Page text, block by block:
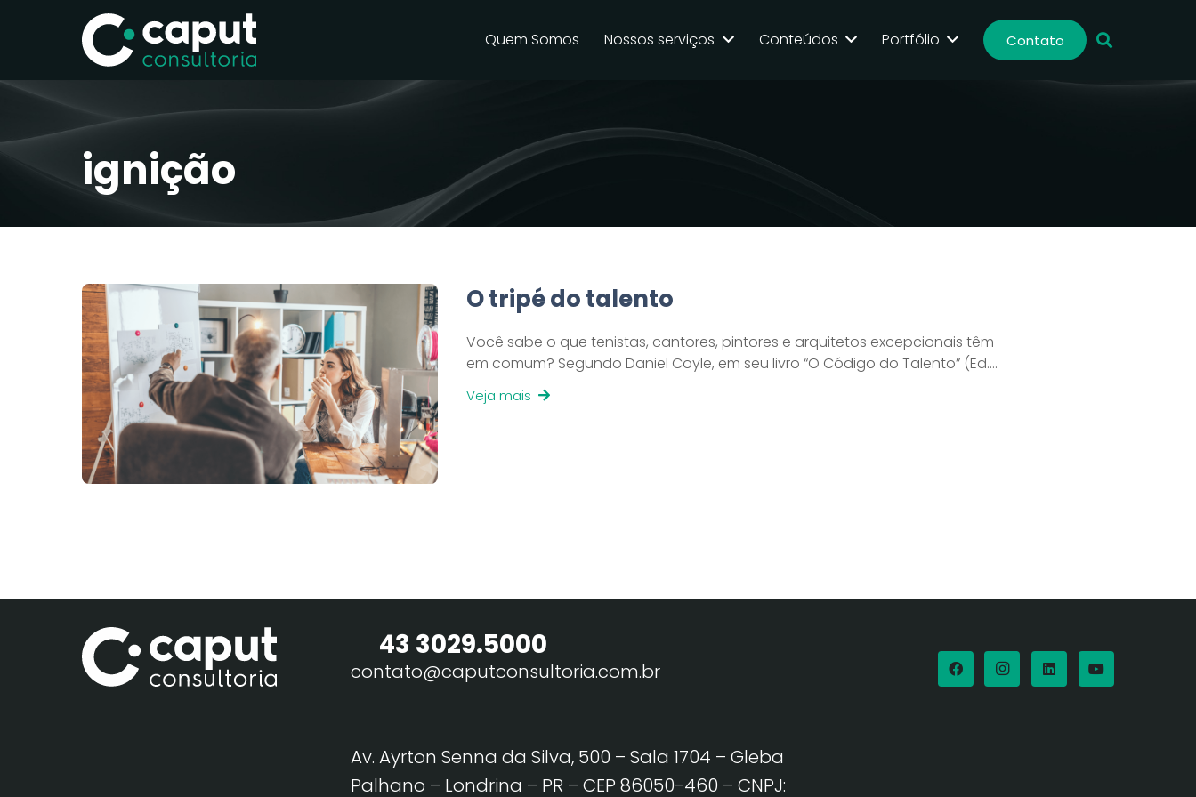
Quem Somos Nossos serviços Conteúdos Portfólio Contato
ignição
O tripé do talento
Você sabe o que tenistas, cantores, pintores e arquitetos excepcionais têm
em comum? Segundo Daniel Coyle, em seu livro “O Código do Talento” (Ed.…
Veja mais
43 3029.5000
contato@caputconsultoria.com.br
Av. Ayrton Senna da Silva, 500 – Sala 1704 – Gleba
Palhano – Londrina – PR – CEP 86050-460 – CNPJ: